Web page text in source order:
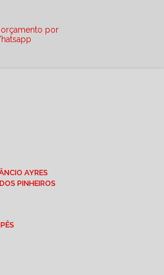
orçamento por
AYRES
PINHEIROS